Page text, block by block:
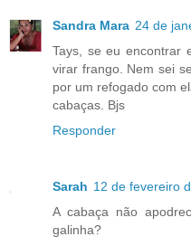
Sandra Mara 24 de
Tays, se eu encontrar
virar frango. Nem sei
por um refogado com
cabaças. Bjs
Responder
Sarah 12 de fevereiro
A cabaça não
galinha?